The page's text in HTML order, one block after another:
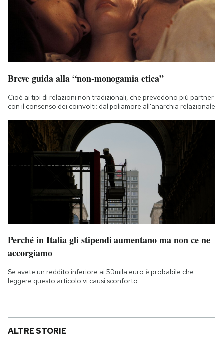
Breve guida alla “non-monogamia etica”
Cioè ai tipi di relazioni non tradizionali, che prevedono più partner
con il consenso dei coinvolti: dal poliamore all'anarchia relazionale
Perché in Italia gli stipendi aumentano ma non ce ne
accorgiamo
Se avete un reddito inferiore ai 50mila euro è probabile che
leggere questo articolo vi causi sconforto
ALTRE STORIE